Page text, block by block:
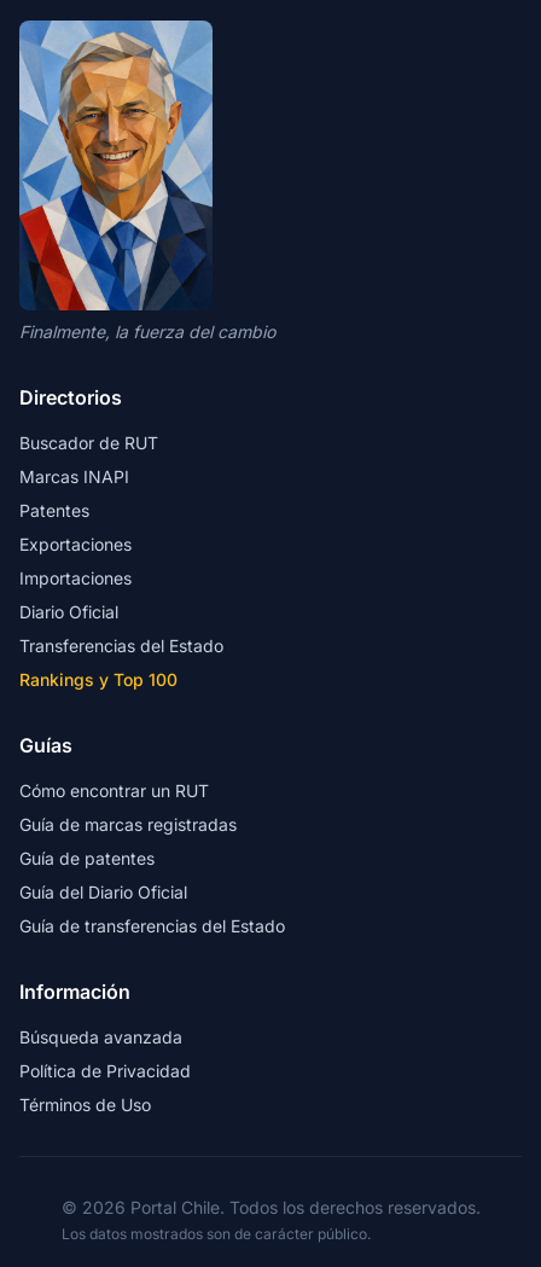
Finalmente, la fuerza del cambio
Directorios
Buscador de RUT
Marcas INAPI
Patentes
Exportaciones
Importaciones
Diario Oficial
Transferencias del Estado
Rankings y Top 100
Guías
Cómo encontrar un RUT
Guía de marcas registradas
Guía de patentes
Guía del Diario Oficial
Guía de transferencias del Estado
Información
Búsqueda avanzada
Política de Privacidad
Términos de Uso
© 2026 Portal Chile. Todos los derechos reservados.
Los datos mostrados son de carácter público.